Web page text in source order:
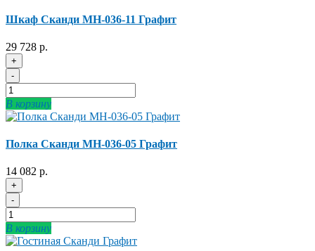
Шкаф Сканди МН-036-11 Графит
29 728 р.
+
-
В корзину
Полка Сканди МН-036-05 Графит
14 082 р.
+
-
В корзину